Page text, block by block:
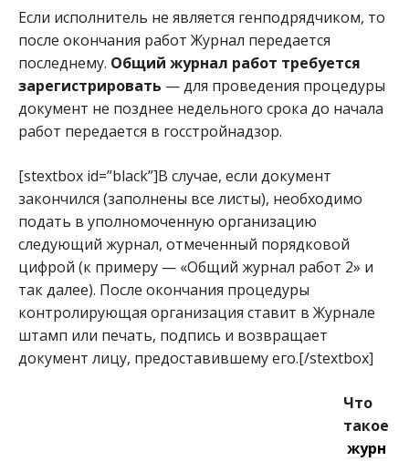
Если исполнитель не является генподрядчиком, то
после окончания работ Журнал передается
последнему. Общий журнал работ требуется
зарегистрировать — для проведения процедуры
документ не позднее недельного срока до начала
работ передается в госстройнадзор.
[stextbox id=”black”]В случае, если документ
закончился (заполнены все листы), необходимо
подать в уполномоченную организацию
следующий журнал, отмеченный порядковой
цифрой (к примеру — «Общий журнал работ 2» и
так далее). После окончания процедуры
контролирующая организация ставит в Журнале
штамп или печать, подпись и возвращает
документ лицу, предоставившему его.[/stextbox]
Что
такое
журн